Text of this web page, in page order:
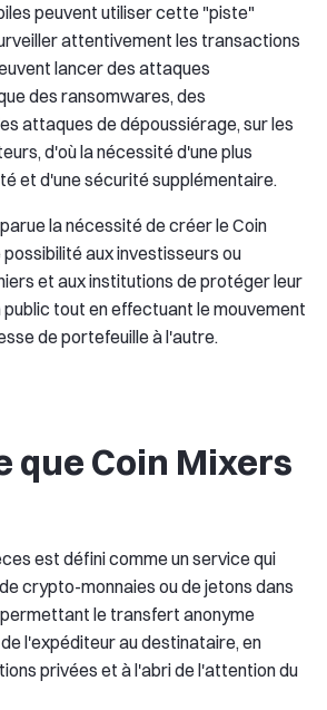
peuvent utiliser cette "piste"
attentivement les transactions
lancer des attaques
des ransomwares, des
attaques de dépoussiérage, sur les
d'où la nécessité d'une plus
et d'une sécurité supplémentaire.
la nécessité de créer le Coin
aux investisseurs ou
et aux institutions de protéger leur
tout en effectuant le mouvement
de portefeuille à l'autre.
que Coin Mixers
est défini comme un service qui
crypto-monnaies ou de jetons dans
le transfert anonyme
l'expéditeur au destinataire, en
privées et à l'abri de l'attention du